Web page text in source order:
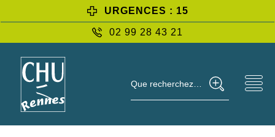
URGENCES : 15
02 99 28 43 21
Que recherchez-vous ?